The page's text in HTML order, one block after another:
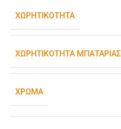
ΧΩΡΗΤΙΚΌΤΗΤΑ
ΧΩΡΗΤΙΚΌΤΗΤΑ ΜΠΑΤΑΡΊΑΣ
ΧΡΏΜΑ